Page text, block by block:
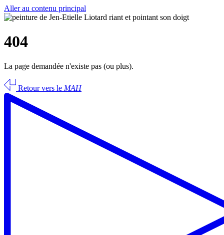
Aller au contenu principal
404
La page demandée n'existe pas (ou plus).
Retour vers le MAH